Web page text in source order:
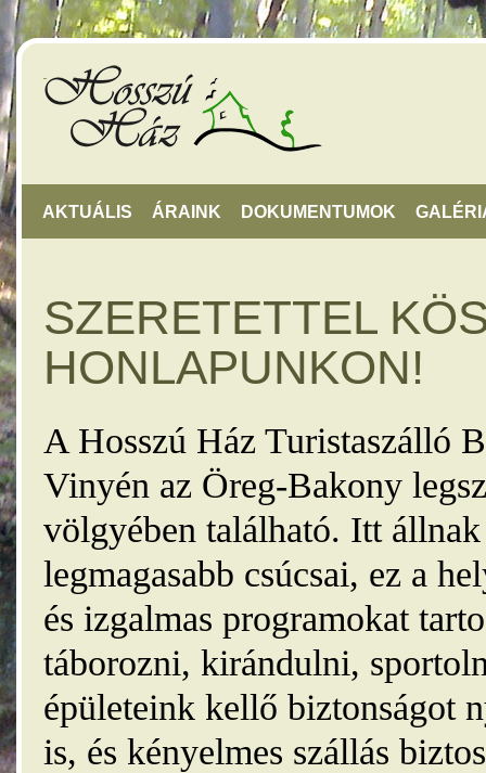
AKTUÁLIS ÁRAINK DOKUMENTUMOK
SZERETETTEL
HONLAPUNKON!
A Hosszú Ház Turistaszálló
Vinyén az Öreg-Bakony
völgyében található. Itt
legmagasabb csúcsai, ez a
és izgalmas programokat
táborozni, kirándulni,
épületeink kellő biztonságot
is, és kényelmes szállás